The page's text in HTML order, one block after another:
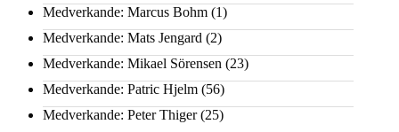
Medverkande: Marcus Bohm (1)
Medverkande: Mats Jengard (2)
Medverkande: Mikael Sörensen (23)
Medverkande: Patric Hjelm (56)
Medverkande: Peter Thiger(25)